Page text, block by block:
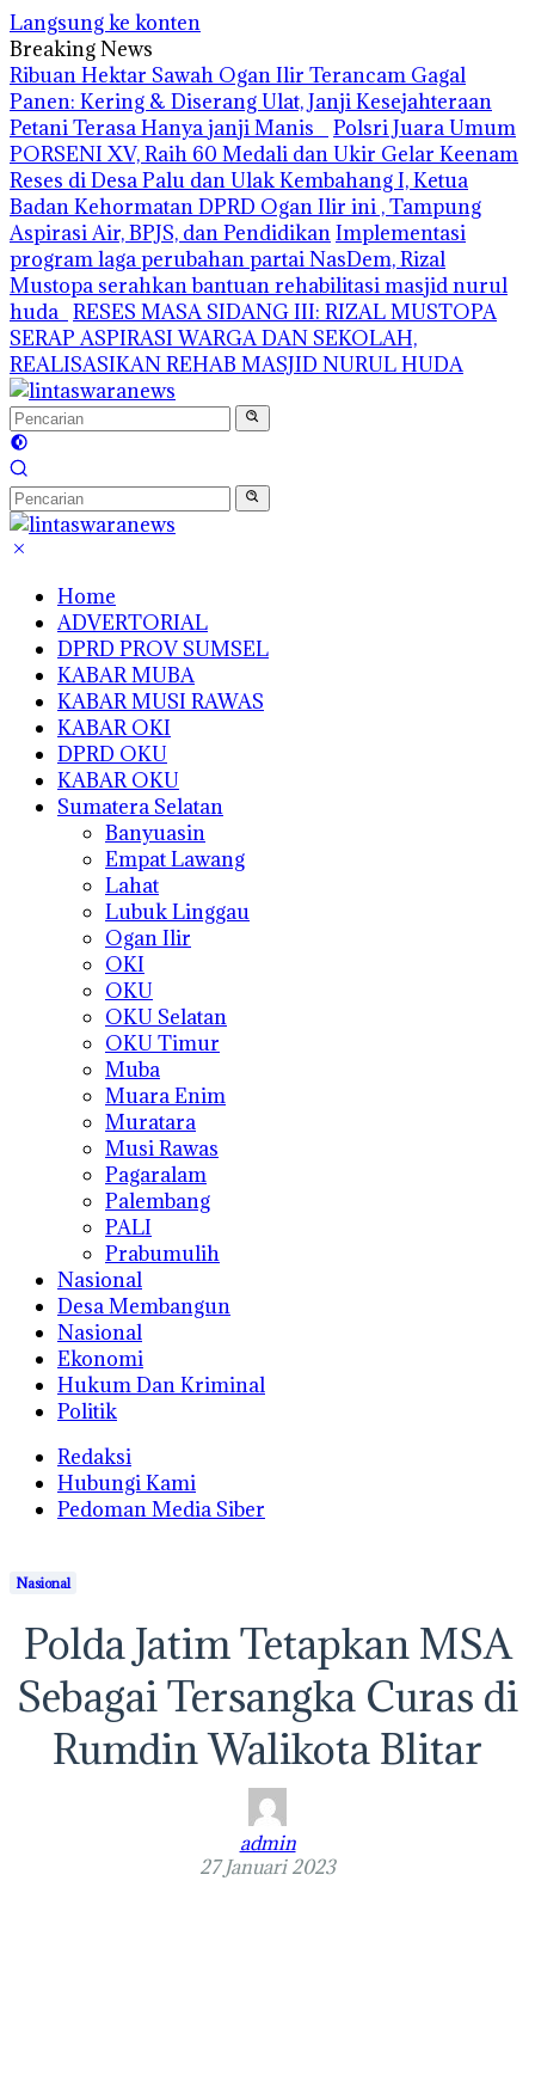
Langsung ke konten
Breaking News
Ribuan Hektar Sawah Ogan Ilir Terancam Gagal
Panen: Kering & Diserang Ulat, Janji Kesejahteraan
Petani Terasa Hanya janji Manis
Polsri Juara Umum
PORSENI XV, Raih 60 Medali dan Ukir Gelar Keenam
Reses di Desa Palu dan Ulak Kembahang I, Ketua
Badan Kehormatan DPRD Ogan Ilir ini , Tampung
Aspirasi Air, BPJS, dan PendidikanImplementasi
program laga perubahan partai NasDem, Rizal
Mustopa serahkan bantuan rehabilitasi masjid nurul
huda RESES MASA SIDANG III: RIZAL MUSTOPA
SERAP ASPIRASI WARGA DAN SEKOLAH,
REALISASIKAN REHAB MASJID NURUL HUDA
Home
ADVERTORIAL
DPRD PROV SUMSEL
KABAR MUBA
KABAR MUSI RAWAS
KABAR OKI
DPRD OKU
KABAR OKU
Sumatera Selatan
Banyuasin
Empat Lawang
Lahat
Lubuk Linggau
Ogan Ilir
OKI
OKU
OKU Selatan
OKU Timur
Muba
Muara Enim
Muratara
Musi Rawas
Pagaralam
Palembang
PALI
Prabumulih
Nasional
Desa Membangun
Nasional
Ekonomi
Hukum Dan Kriminal
Politik
Redaksi
Hubungi Kami
Pedoman Media Siber
Nasional
Polda Jatim Tetapkan MSA
Sebagai Tersangka Curas di
Rumdin Walikota Blitar
admin
27 Januari 2023